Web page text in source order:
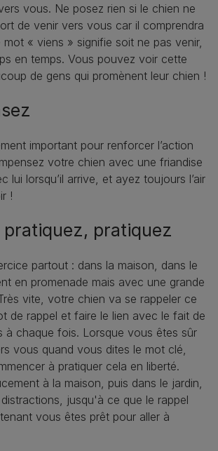
vous. Ne posez rien si le chien ne
de venir vers vous car il comprendra
mot « viens » signifie soit ne pas venir,
en temps. Vous pouvez voir cette
de gens qui promènent leur chien !
important pour renforcer l’action
votre chien avec une friandise
lui lorsqu’il arrive, et ayez toujours l’air
!
pratiquez, pratiquez
partout : dans la maison, dans le
en promenade mais avec une grande
vite, votre chien va se rappeler ce
de rappel et faire le lien avec le fait de
à chaque fois. Lorsque vous êtes sûr
vous quand vous dites le mot clé,
à pratiquer cela en liberté.
à la maison, puis dans le jardin,
jusqu'à ce que le rappel
vous êtes prêt pour aller à